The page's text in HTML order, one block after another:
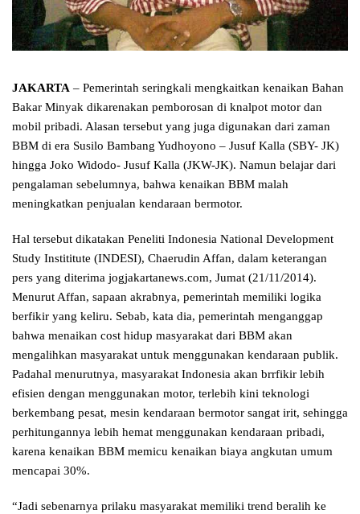
JAKARTA – Pemerintah seringkali mengkaitkan kenaikan Bahan
Bakar Minyak dikarenakan pemborosan di knalpot motor dan
mobil pribadi. Alasan tersebut yang juga digunakan dari zaman
BBM di era Susilo Bambang Yudhoyono – Jusuf Kalla (SBY- JK)
hingga Joko Widodo- Jusuf Kalla (JKW-JK). Namun belajar dari
pengalaman sebelumnya, bahwa kenaikan BBM malah
meningkatkan penjualan kendaraan bermotor.
Hal tersebut dikatakan Peneliti Indonesia National Development
Study Instititute (INDESI), Chaerudin Affan, dalam keterangan
pers yang diterima jogjakartanews.com, Jumat (21/11/2014).
Menurut Affan, sapaan akrabnya, pemerintah memiliki logika
berfikir yang keliru. Sebab, kata dia, pemerintah menganggap
bahwa menaikan cost hidup masyarakat dari BBM akan
mengalihkan masyarakat untuk menggunakan kendaraan publik.
Padahal menurutnya, masyarakat Indonesia akan brrfikir lebih
efisien dengan menggunakan motor, terlebih kini teknologi
berkembang pesat, mesin kendaraan bermotor sangat irit, sehingga
perhitungannya lebih hemat menggunakan kendaraan pribadi,
karena kenaikan BBM memicu kenaikan biaya angkutan umum
mencapai 30%.
“Jadi sebenarnya prilaku masyarakat memiliki trend beralih ke